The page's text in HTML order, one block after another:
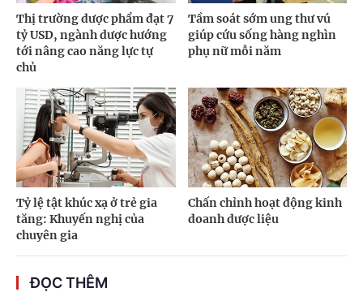
Thị trường dược phẩm đạt 7
tỷ USD, ngành dược hướng
tới nâng cao năng lực tự
chủ
Tầm soát sớm ung thư vú
giúp cứu sống hàng nghìn
phụ nữ mỗi năm
Tỷ lệ tật khúc xạ ở trẻ gia
tăng: Khuyến nghị của
chuyên gia
Chấn chỉnh hoạt động kinh
doanh dược liệu
ĐỌC THÊM